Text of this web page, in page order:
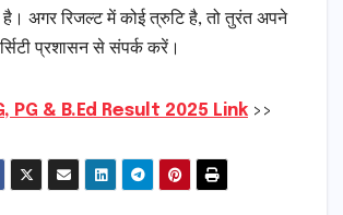
है। अगर रिजल्ट में कोई त्रुटि है, तो तुरंत अपने
प्रशासन से संपर्क करें।
PG & B.Ed Result 2025 Link >>